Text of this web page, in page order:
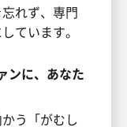
れず、専門
ています。
ンに、あなた
う「がむし